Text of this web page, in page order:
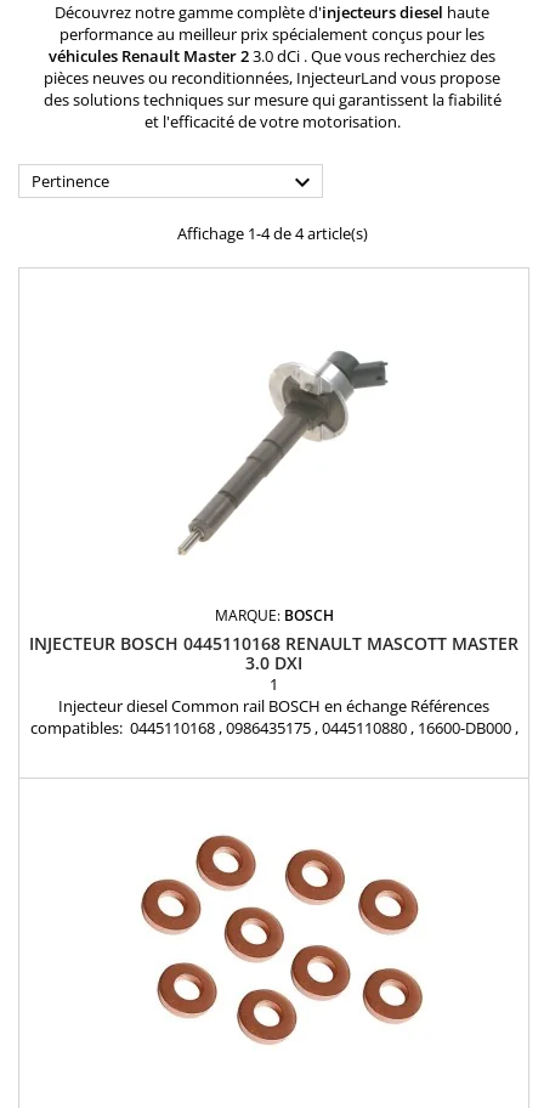
Découvrez notre gamme complète d'injecteurs diesel haute
performance au meilleur prix spécialement conçus pour les
véhicules Renault Master 23.0 dCi . Que vous recherchiez des
pièces neuves ou reconditionnées, InjecteurLand vous propose
des solutions techniques sur mesure qui garantissent la fiabilité
et l'efficacité de votre motorisation.
Pertinence 
Affichage 1-4 de 4 article(s)
MARQUE: BOSCH
INJECTEUR BOSCH 0445110168 RENAULT MASCOTT MASTER
3.0 DXI
1
Injecteur diesel Common rail BOSCH en échange Références
compatibles: 0445110168 , 0986435175 , 0445110880 , 16600-DB000 ,